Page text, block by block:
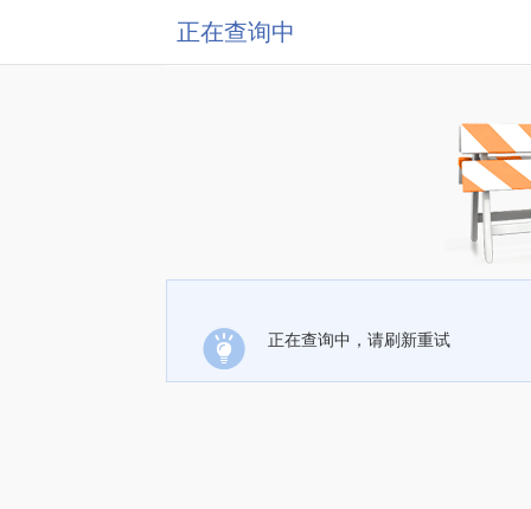
正在查询中
正在查询中，请刷新重试